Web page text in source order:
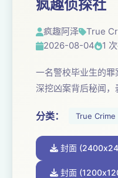
疯趣侦探社
疯趣阿泽 True
2026-08-04
1
一名警校毕业生的罪
深挖凶案背后秘闻，
分类： True Crime
封面
封面